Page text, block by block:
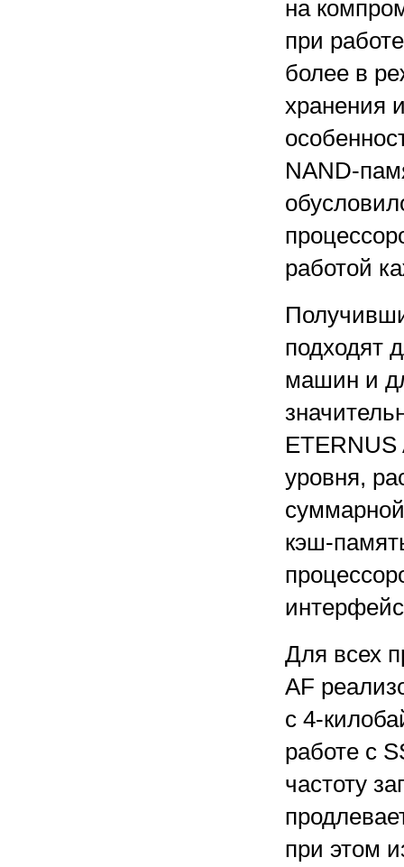
на
при
более в
хранения
NAND-
работой
подходят
машин и
ETERNUS
уровня,
кэш-
Для всех
AF
с 4-
работе с
частоту
при этом